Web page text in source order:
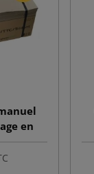
en
papier